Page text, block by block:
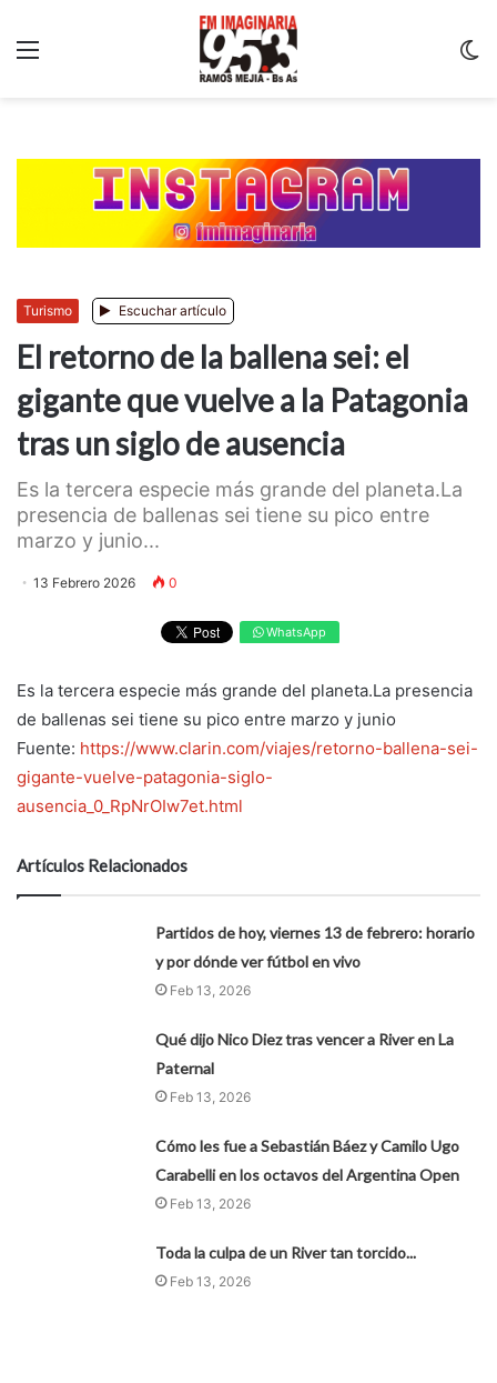
Turismo Escuchar artículo
El retorno de la ballena sei: el
gigante que vuelve a la Patagonia
tras un siglo de ausencia
Es la tercera especie más grande del planeta.La
presencia de ballenas sei tiene su pico entre
marzo y junio...
13 Febrero 2026 0
WhatsApp
Es la tercera especie más grande del planeta.La presencia
de ballenas sei tiene su pico entre marzo y junio
Fuente: https://www.clarin.com/viajes/retorno-ballena-sei-
gigante-vuelve-patagonia-siglo-
ausencia_0_RpNrOIw7et.html
Artículos Relacionados
Partidos de hoy, viernes 13 de febrero: horario
y por dónde ver fútbol en vivo
Feb 13, 2026
Qué dijo Nico Diez tras vencer a River en La
Paternal
Feb 13, 2026
Cómo les fue a Sebastián Báez y Camilo Ugo
Carabelli en los octavos del Argentina Open
Feb 13, 2026
Toda la culpa de un River tan torcido...
Feb 13, 2026